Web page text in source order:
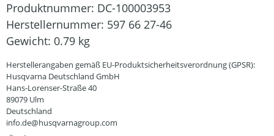
Produktnummer: DC-100003953
Herstellernummer: 597 66 27-46
Gewicht: 0.79 kg
Herstellerangaben gemäß EU-Produktsicherheitsverordnung (GPSR):
Husqvarna Deutschland GmbH
Hans-Lorenser-Straße 40
89079 Ulm
Deutschland
info.de@husqvarnagroup.com